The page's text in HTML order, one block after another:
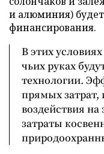
и алюминия)
финансирования.
В этих
чьих руках
технологии.
прямых затрат,
воздействия
затраты